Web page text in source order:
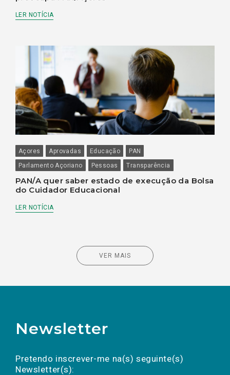
LER NOTÍCIA
Açores Aprovadas Educação
PAN
Parlamento Açoriano
Pessoas Transparência
PAN/A quer saber estado de execução da Bolsa
do Cuidador Educacional
LER NOTÍCIA
VER MAIS
Newsletter
Pretendo inscrever-me na(s) seguinte(s)
Newsletter(s):
a(s) newsletter(s).
mail